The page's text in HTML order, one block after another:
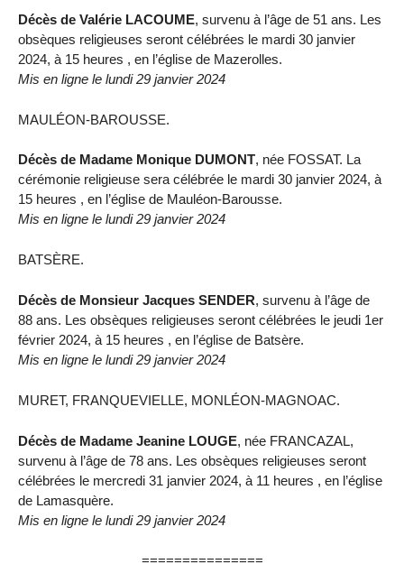
Décès de Valérie LACOUME, survenu à l’âge de 51 ans. Les
obsèques religieuses seront célébrées le mardi 30 janvier
2024, à 15 heures , en l’église de Mazerolles.
Mis en ligne le lundi 29 janvier 2024
MAULÉON-BAROUSSE.
Décès de Madame Monique DUMONT, née FOSSAT. La
cérémonie religieuse sera célébrée le mardi 30 janvier 2024, à
15 heures , en l’église de Mauléon-Barousse.
Mis en ligne le lundi 29 janvier 2024
BATSÈRE.
Décès de Monsieur Jacques SENDER, survenu à l’âge de
88 ans. Les obsèques religieuses seront célébrées le jeudi 1er
février 2024, à 15 heures , en l’église de Batsère.
Mis en ligne le lundi 29 janvier 2024
MURET, FRANQUEVIELLE, MONLÉON-MAGNOAC.
Décès de Madame Jeanine LOUGE, née FRANCAZAL,
survenu à l’âge de 78 ans. Les obsèques religieuses seront
célébrées le mercredi 31 janvier 2024, à 11 heures , en l’église
de Lamasquère.
Mis en ligne le lundi 29 janvier 2024
===============